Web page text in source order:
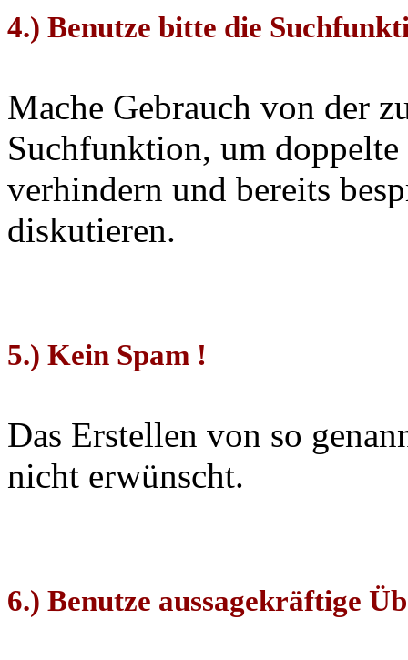
4.) Benutze bitte die
Mache Gebrauch von der
Suchfunktion, um
verhindern und bereits
diskutieren.
5.) Kein Spam !
Das Erstellen von so
nicht erwünscht.
6.) Benutze aussagekräftige